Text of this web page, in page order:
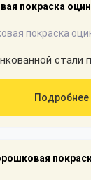
покраска
стали
Подробнее